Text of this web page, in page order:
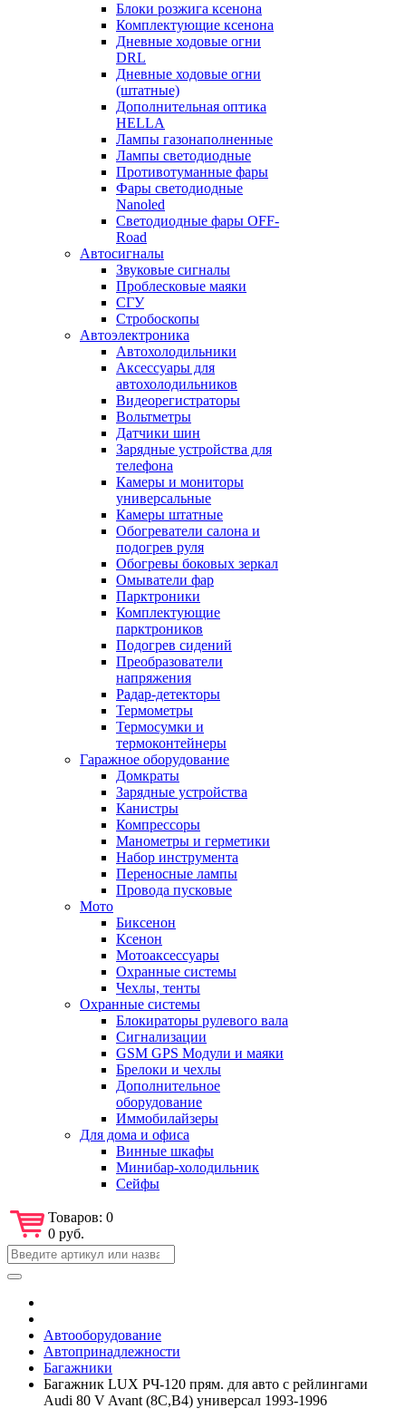
Блоки розжига ксенона
Комплектующие ксенона
Дневные ходовые огни
DRL
Дневные ходовые огни
(штатные)
Дополнительная оптика
HELLA
Лампы газонаполненные
Лампы светодиодные
Противотуманные фары
Фары светодиодные
Nanoled
Светодиодные фары OFF-
Road
Автосигналы
Звуковые сигналы
Проблесковые маяки
СГУ
Стробоскопы
Автоэлектроника
Автохолодильники
Аксессуары для
автохолодильников
Видеорегистраторы
Вольтметры
Датчики шин
Зарядные устройства для
телефона
Камеры и мониторы
универсальные
Камеры штатные
Обогреватели салона и
подогрев руля
Обогревы боковых зеркал
Омыватели фар
Парктроники
Комплектующие
парктроников
Подогрев сидений
Преобразователи
напряжения
Радар-детекторы
Термометры
Термосумки и
термоконтейнеры
Гаражное оборудование
Домкраты
Зарядные устройства
Канистры
Компрессоры
Манометры и герметики
Набор инструмента
Переносные лампы
Провода пусковые
Мото
Биксенон
Ксенон
Мотоаксессуары
Охранные системы
Чехлы, тенты
Охранные системы
Блокираторы рулевого вала
Сигнализации
GSM GPS Модули и маяки
Брелоки и чехлы
Дополнительное
оборудование
Иммобилайзеры
Для дома и офиса
Винные шкафы
Минибар-холодильник
Сейфы
Товаров: 0
0 руб.
Автооборудование
Автопринадлежности
Багажники
Багажник LUX РЧ-120 прям. для авто с рейлингами
Audi 80 V Avant (8C,B4) универсал 1993-1996